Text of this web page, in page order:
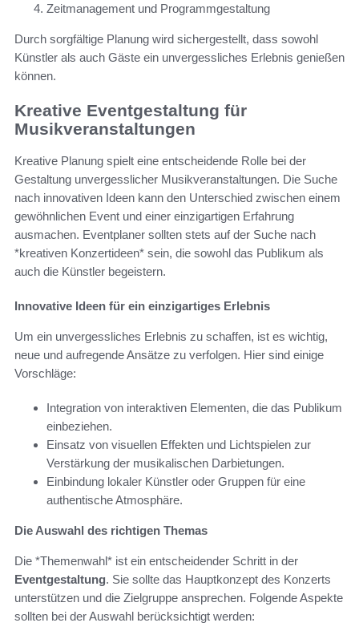
Zeitmanagement und Programmgestaltung
Durch sorgfältige Planung wird sichergestellt, dass sowohl
Künstler als auch Gäste ein unvergessliches Erlebnis genießen
können.
Kreative Eventgestaltung für
Musikveranstaltungen
Kreative Planung spielt eine entscheidende Rolle bei der
Gestaltung unvergesslicher Musikveranstaltungen. Die Suche
nach innovativen Ideen kann den Unterschied zwischen einem
gewöhnlichen Event und einer einzigartigen Erfahrung
ausmachen. Eventplaner sollten stets auf der Suche nach
*kreativen Konzertideen* sein, die sowohl das Publikum als
auch die Künstler begeistern.
Innovative Ideen für ein einzigartiges Erlebnis
Um ein unvergessliches Erlebnis zu schaffen, ist es wichtig,
neue und aufregende Ansätze zu verfolgen. Hier sind einige
Vorschläge:
Integration von interaktiven Elementen, die das Publikum
einbeziehen.
Einsatz von visuellen Effekten und Lichtspielen zur
Verstärkung der musikalischen Darbietungen.
Einbindung lokaler Künstler oder Gruppen für eine
authentische Atmosphäre.
Die Auswahl des richtigen Themas
Die *Themenwahl* ist ein entscheidender Schritt in der
Eventgestaltung. Sie sollte das Hauptkonzept des Konzerts
unterstützen und die Zielgruppe ansprechen. Folgende Aspekte
sollten bei der Auswahl berücksichtigt werden: